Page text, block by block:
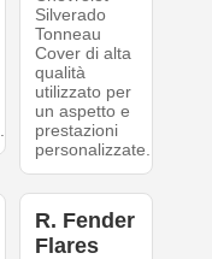
Silverado
Tonneau
Cover di alta
qualità
utilizzato per
un aspetto e
prestazioni
personalizzate.
R. Fender
Flares